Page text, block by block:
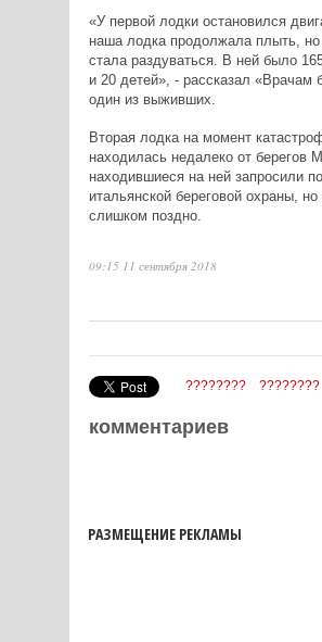
«У первой лодки остановился
наша лодка продолжала плыть,
стала раздуваться. В ней было
и 20 детей», - рассказал «Врачам
один из выживших.
Вторая лодка на момент
находилась недалеко от берегов
находившиеся на ней запросили
итальянской береговой охраны,
слишком поздно.
09:15 11 сентября 2018
???????? ????????
комментариев
РАЗМЕЩЕНИЕ РЕКЛАМЫ